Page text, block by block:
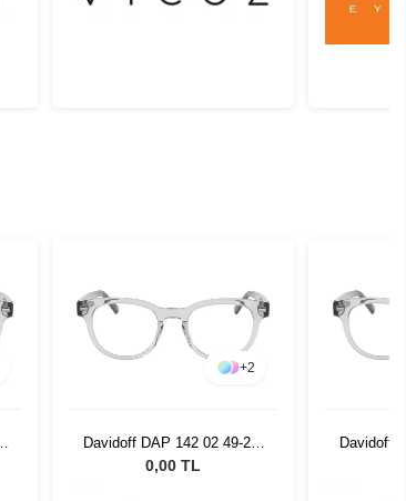
+2
Davidoff DAP 142 02 49-21-
145
0,00 TL
Davidoff